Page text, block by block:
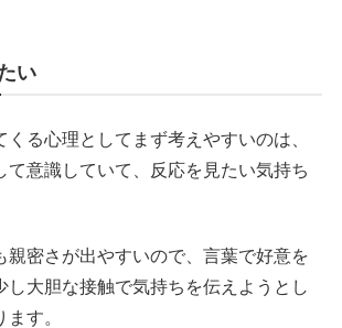
い
る心理としてまず考えやすいのは、
て意識していて、反応を見たい気持ち
親密さが出やすいので、言葉で好意を
し大胆な接触で気持ちを伝えようとし
す。